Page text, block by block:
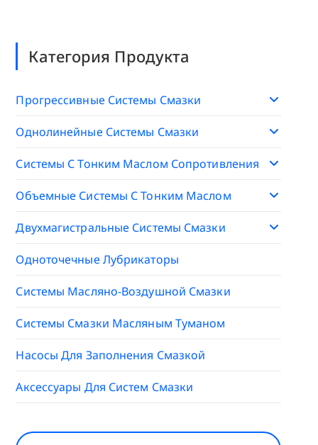
Категория Продукта
Прогрессивные Системы Смазки
Однолинейные Системы Смазки
Системы С Тонким Маслом Сопротивления
Объемные Системы С Тонким Маслом
Двухмагистральные Системы Смазки
Одноточечные Лубрикаторы
Системы Масляно-Воздушной Смазки
Системы Смазки Масляным Туманом
Насосы Для Заполнения Смазкой
Аксессуары Для Систем Смазки
Поиск